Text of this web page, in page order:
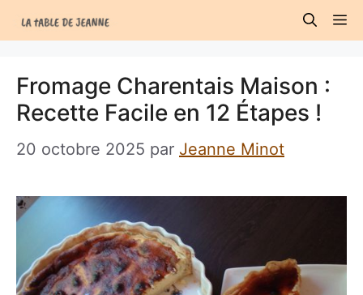
au
Fromage Charentais Maison :
Recette Facile en 12 Étapes !
20 octobre 2025 par Jeanne Minot